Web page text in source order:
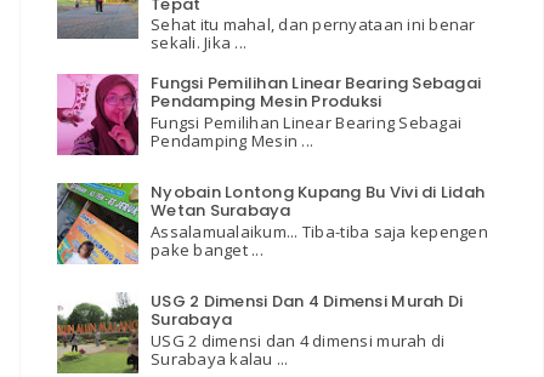
Sehat itu mahal, dan pernyataan ini benar
sekali. Jika ...
Fungsi Pemilihan Linear Bearing Sebagai
Pendamping Mesin Produksi
Fungsi Pemilihan Linear Bearing Sebagai
Pendamping Mesin ...
Nyobain Lontong Kupang Bu Vivi di Lidah
Wetan Surabaya
Assalamualaikum... Tiba-tiba saja kepengen
pake banget ...
USG 2 Dimensi Dan 4 Dimensi Murah Di
Surabaya
USG 2 dimensi dan 4 dimensi murah di
Surabaya kalau ...